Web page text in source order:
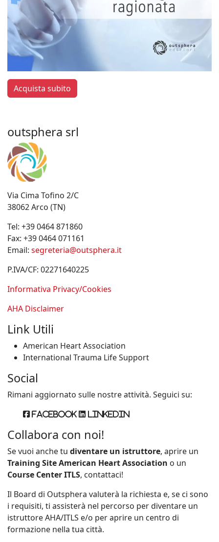
Acquista subito
outsphera srl
Via Cima Tofino 2/C
38062 Arco (TN)
Tel: +39 0464 871860
Fax: +39 0464 071161
Email: segreteria@outsphera.it
P.IVA/CF: 02271640225
Informativa Privacy/Cookies
AHA Disclaimer
Link Utili
American Heart Association
International Trauma Life Support
Social
Rimani aggiornato sulle nostre attività. Seguici su:
Facebook Linkedin
Collabora con noi!
Se vuoi anche tu diventare un istruttore, aprire un
Training Site American Heart Association o un
Course Center ITLS, contattaci!
Il Board di Outsphera valuterà la richiesta e, se ci sono
i requisiti, ti assisterà nel percorso per diventare un
istruttore AHA/ITLS e/o per aprire un centro di
formazione nella tua città.